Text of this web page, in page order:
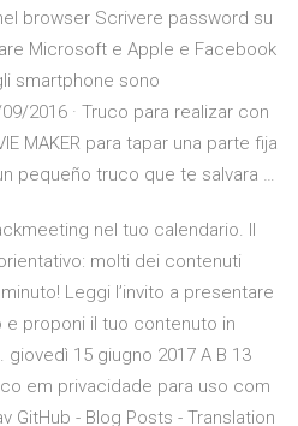
browser Scrivere password su
Microsoft e Apple e Facebook
smartphone sono
2016 · Truco para realizar con
MAKER para tapar una parte fija
pequeño truco que te salvara …
nel tuo calendario. Il
molti dei contenuti
Leggi l’invito a presentare
proponi il tuo contenuto in
15 giugno 2017 A B 13
em privacidade para uso com
GitHub - Blog Posts - Translation